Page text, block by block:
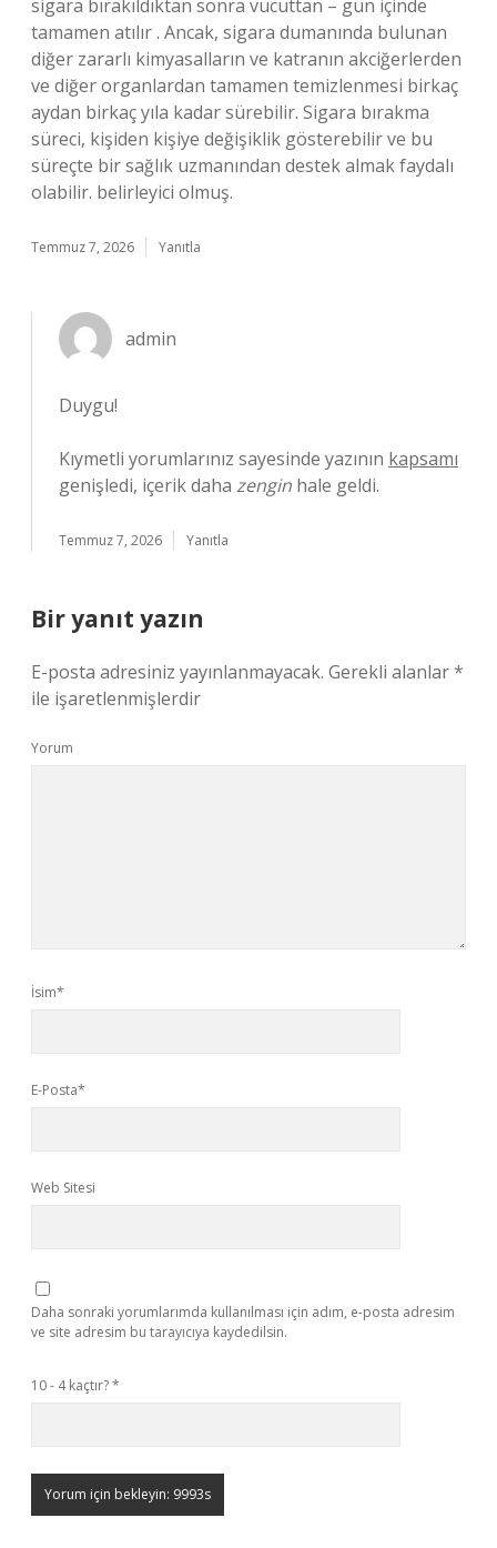
sigara bırakıldıktan sonra vücuttan – gün içinde
tamamen atılır . Ancak, sigara dumanında bulunan
diğer zararlı kimyasalların ve katranın akciğerlerden
ve diğer organlardan tamamen temizlenmesi birkaç
aydan birkaç yıla kadar sürebilir. Sigara bırakma
süreci, kişiden kişiye değişiklik gösterebilir ve bu
süreçte bir sağlık uzmanından destek almak faydalı
olabilir. belirleyici olmuş.
Temmuz 7, 2026 Yanıtla
admin
Duygu!
Kıymetli yorumlarınız sayesinde yazının kapsamı
genişledi, içerik daha zengin hale geldi.
Temmuz 7, 2026 Yanıtla
Bir yanıt yazın
E-posta adresiniz yayınlanmayacak. Gerekli alanlar*
ile işaretlenmişlerdir
Yorum
İsim*
E-Posta*
Web Sitesi
Daha sonraki yorumlarımda kullanılması için adım, e-posta adresim
ve site adresim bu tarayıcıya kaydedilsin.
10 - 4 kaçtır?*